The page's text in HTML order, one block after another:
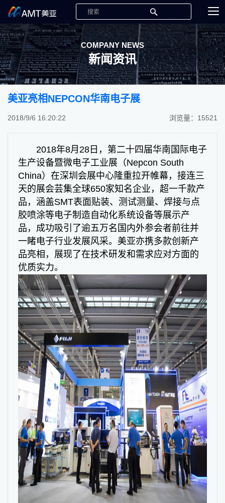
COMPANY NEWS
新闻资讯
美亚亮相NEPCON华南电子展
2018/9/6 16:20:22 浏览量：15521
2018年8月28日，第二十四届华南国际电子
生产设备暨微电子工业展（Nepcon South
China）在深圳会展中心隆重拉开帷幕，接连三
天的展会芸集全球650家知名企业，超一千款产
品，涵盖SMT表面贴装、测试测量、焊接与点
胶喷涂等电子制造自动化系统设备等展示产
品，成功吸引了逾五万名国内外参会者前往并
一睹电子行业发展风采。美亚亦携多款创新产
品亮相，展现了在技术研发和需求应对方面的
优质实力。